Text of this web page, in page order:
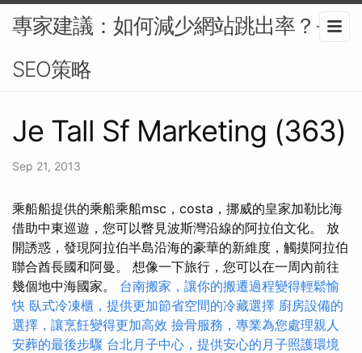
專家建議：如何減少網站跳出率？-
SEO策略
Je Tall Sf Marketing (363)
Sep 21, 2013
乘船船提供的乘船乘船msc，costa，挪威的皇家加勒比海
借助中東巡遊，您可以瞥見波斯灣沿線的阿拉伯文化。 放
開誘惑，發現阿拉伯半島沿海的豪華的新維度，觸摸阿拉伯
聯合酋長國和阿曼。 想像一下旅行，您可以在一周內前往
幾個地中海國家。 台南搬家，讓你的搬遷過程變得輕鬆愉
快 臥式冷凍櫃，提供更加節省空間的冷藏選擇 廚房設備的
選擇，讓烹飪變得更加高效 撿骨服務，專業為您處理親人
安葬的最後步驟 台北月子中心，提供安心的月子照護環境